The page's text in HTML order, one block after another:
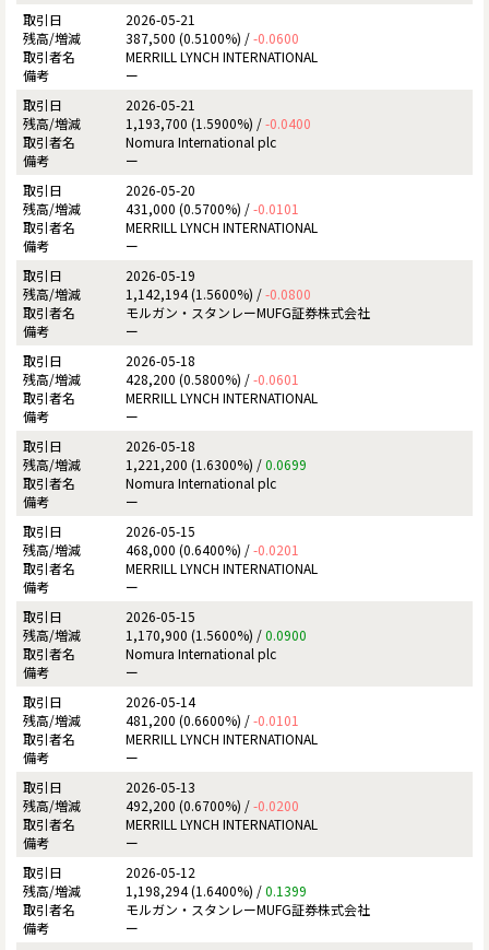
2026-05-21
387,500 (0.5100%) /-0.0600
MERRILL LYNCH INTERNATIONAL
ー
2026-05-21
1,193,700 (1.5900%) /-0.0400
Nomura International plc
ー
2026-05-20
431,000 (0.5700%) /-0.0101
MERRILL LYNCH INTERNATIONAL
ー
2026-05-19
1,142,194 (1.5600%) /-0.0800
モルガン・スタンレーMUFG証券株式会社
ー
2026-05-18
428,200 (0.5800%) /-0.0601
MERRILL LYNCH INTERNATIONAL
ー
2026-05-18
1,221,200 (1.6300%) /0.0699
Nomura International plc
ー
2026-05-15
468,000 (0.6400%) /-0.0201
MERRILL LYNCH INTERNATIONAL
ー
2026-05-15
1,170,900 (1.5600%) /0.0900
Nomura International plc
ー
2026-05-14
481,200 (0.6600%) /-0.0101
MERRILL LYNCH INTERNATIONAL
ー
2026-05-13
492,200 (0.6700%) /-0.0200
MERRILL LYNCH INTERNATIONAL
ー
2026-05-12
1,198,294 (1.6400%) /0.1399
モルガン・スタンレーMUFG証券株式会社
ー